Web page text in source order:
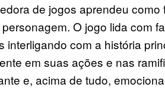
de jogos aprendeu
O jogo lida com
interligando com a história
em suas ações e nas
e, acima de tudo,